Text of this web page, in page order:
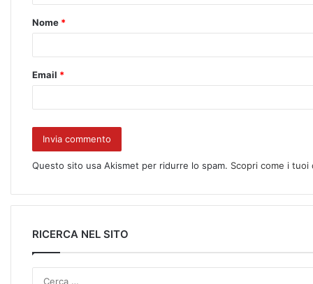
Nome *
Email *
Questo sito usa Akismet per ridurre lo spam. Scopri come i
RICERCA NEL SITO